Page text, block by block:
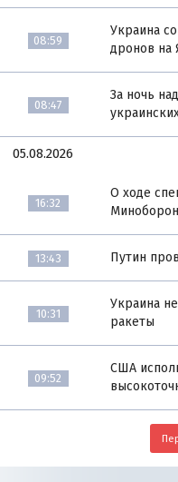
08:59
Украина
дронов на
08:47
За ночь
05.08.2026
16:32
О ходе
13:43 Путин
10:31
Украина
ракеты
09:52
США